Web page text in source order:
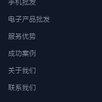
手机批发
电子产品批发
服务优势
成功案例
关于我们
联系我们